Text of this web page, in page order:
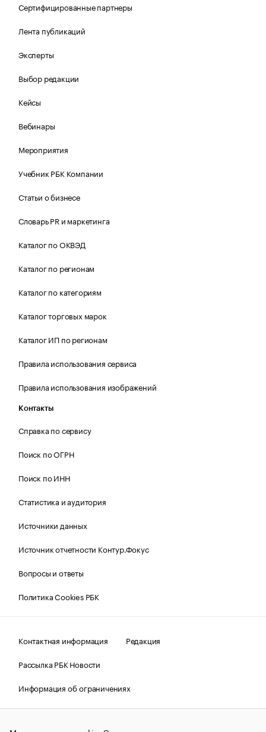
Сертифицированные партнеры
Лента публикаций
Эксперты
Выбор редакции
Кейсы
Вебинары
Мероприятия
Учебник РБК Компании
Статьи о бизнесе
Словарь PR и маркетинга
Каталог по ОКВЭД
Каталог по регионам
Каталог по категориям
Каталог торговых марок
Каталог ИП по регионам
Правила использования сервиса
Правила использования изображений
Контакты
Справка по сервису
Поиск по ОГРН
Поиск по ИНН
Статистика и аудитория
Источники данных
Источник отчетности Контур.Фокус
Вопросы и ответы
Политика Cookies РБК
Контактная информация
Редакция
Рассылка РБК Новости
Информация об ограничениях
Правовая информация
О соблюдении авторских прав